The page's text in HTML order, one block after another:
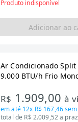
Produto indisponível
Adicionar ao
Ar Condicionado Split
9.000 BTU/h Frio
R$ 1.909,00à
em até 12x R$ 167,46
total de R$ 2.009,52 a